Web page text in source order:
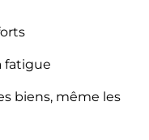
fatigue
biens, même les